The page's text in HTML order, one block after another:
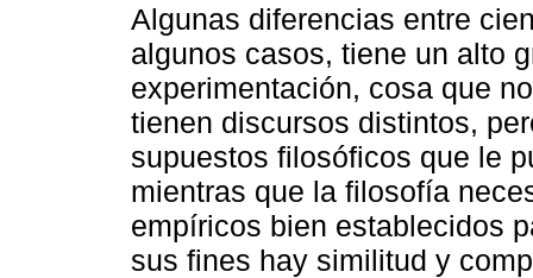
Algunas diferencias entre
algunos casos, tiene un alto
experimentación, cosa que
tienen discursos distintos,
supuestos filosóficos que le
mientras que la filosofía
empíricos bien establecidos
sus fines hay similitud y